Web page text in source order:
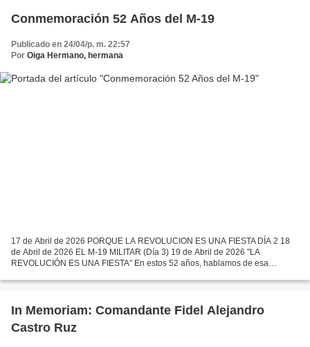
Conmemoración 52 Años del M-19
Publicado en 24/04/p. m. 22:57
Por Oiga Hermano, hermana
17 de Abril de 2026 PORQUE LA REVOLUCION ES UNA FIESTA DÍA 2 18
de Abril de 2026 EL M-19 MILITAR (Día 3) 19 de Abril de 2026 "LA
REVOLUCIÓN ES UNA FIESTA" En estos 52 años, hablamos de esa
In Memoriam: Comandante Fidel Alejandro
Castro Ruz